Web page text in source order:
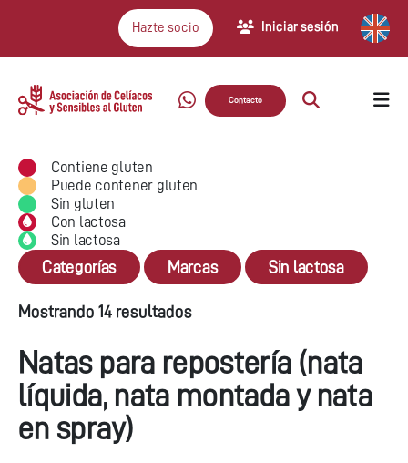
Hazte socio Iniciar sesión
Contacto
Contiene gluten
Puede contener gluten
Sin gluten
Con lactosa
Sin lactosa
Categorías Marcas Sin lactosa
Mostrando 14 resultados
Natas para repostería (nata
líquida, nata montada y nata
en spray)